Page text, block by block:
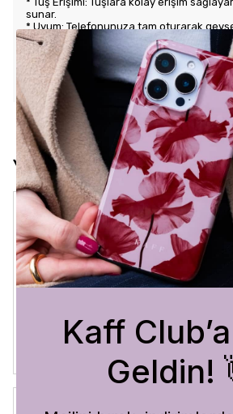
sunar.
* Uyum: Telefonunuza tam oturarak
bir his verir.
KARGO VE İADE POLİTİKASI
Yorumlar
Crystal Sage
3 Ağustos 2026
Bükra A.
Satın Alınmış
Kaff
Geldin!